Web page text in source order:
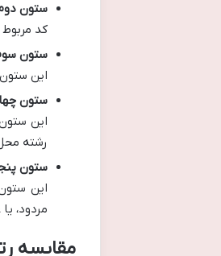
ستون
کد
ستون
این
ستون
این
رشته
ستون
این
مردود،
مقایسه